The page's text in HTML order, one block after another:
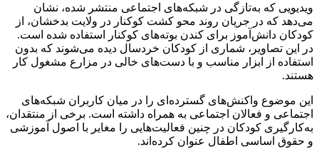
ویدیویی که به‌تازگی در شبکه‌های اجتماعی منتشر شده، نشان
می‌دهد که در جریان روند محو کشت کوکنار در ولایت بدخشان، از
کودکان دانش‌آموز برای کندن بوته‌های کوکنار استفاده شده است.
در این تصاویر، شماری از کودکان خردسال دیده می‌شوند که بدون
استفاده از ابزار مناسب و با دست‌های خالی در مزارع مشغول کار
هستند.
این موضوع واکنش‌های گسترده‌ای را در میان کاربران شبکه‌های
اجتماعی و فعالان اجتماعی به همراه داشته است. برخی از منتقدان،
به‌کارگیری کودکان در چنین فعالیت‌هایی را مغایر با اصول آموزشی
و حقوق اساسی اطفال عنوان کرده‌اند.